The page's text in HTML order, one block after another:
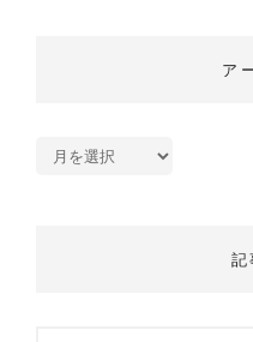
ア
記